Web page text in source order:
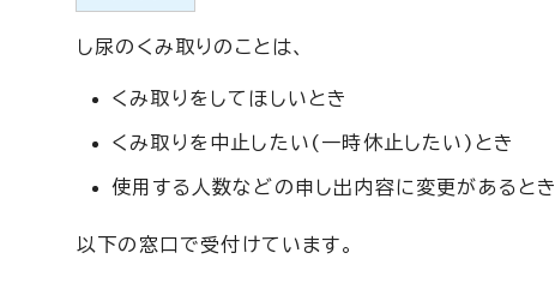
し尿のくみ取りのことは、
くみ取りをしてほしいとき
くみ取りを中止したい(一時休止したい)とき
使用する人数などの申し出内容に変更があるとき
以下の窓口で受付けています。